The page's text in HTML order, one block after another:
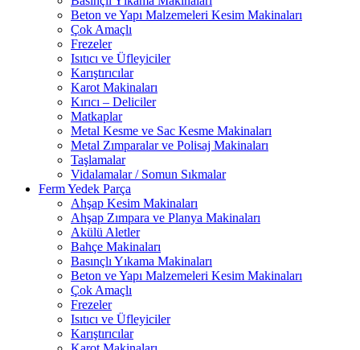
Beton ve Yapı Malzemeleri Kesim Makinaları
Çok Amaçlı
Frezeler
Isıtıcı ve Üfleyiciler
Karıştırıcılar
Karot Makinaları
Kırıcı – Deliciler
Matkaplar
Metal Kesme ve Sac Kesme Makinaları
Metal Zımparalar ve Polisaj Makinaları
Taşlamalar
Vidalamalar / Somun Sıkmalar
Ferm Yedek Parça
Ahşap Kesim Makinaları
Ahşap Zımpara ve Planya Makinaları
Akülü Aletler
Bahçe Makinaları
Basınçlı Yıkama Makinaları
Beton ve Yapı Malzemeleri Kesim Makinaları
Çok Amaçlı
Frezeler
Isıtıcı ve Üfleyiciler
Karıştırıcılar